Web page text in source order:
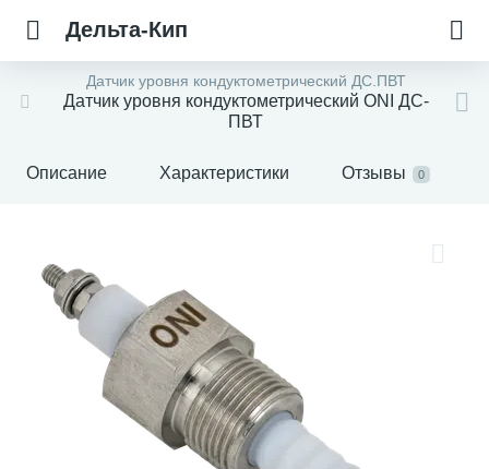
Дельта-Кип
Датчик уровня кондуктометрический ДС.ПВТ
Датчик уровня кондуктометрический ONI ДС-
ПВТ
Описание Характеристики Отзывы 0